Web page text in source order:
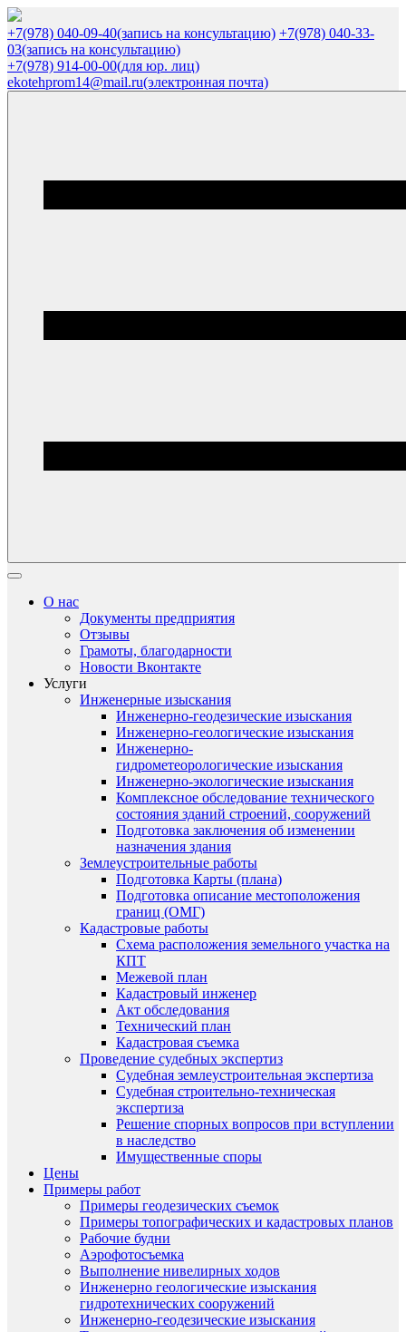
+7(978) 040-09-40(запись на консультацию) +7(978) 040-33-
03(запись на консультацию)
+7(978) 914-00-00(для юр. лиц)
ekotehprom14@mail.ru(электронная почта)
О нас
Документы предприятия
Отзывы
Грамоты, благодарности
Новости Вконтакте
Услуги
Инженерные изыскания
Инженерно-геодезические изыскания
Инженерно-геологические изыскания
Инженерно-
гидрометеорологические изыскания
Инженерно-экологические изыскания
Комплексное обследование технического
состояния зданий строений, сооружений
Подготовка заключения об изменении
назначения здания
Землеустроительные работы
Подготовка Карты (плана)
Подготовка описание местоположения
границ (ОМГ)
Кадастровые работы
Схема расположения земельного участка на
КПТ
Межевой план
Кадастровый инженер
Акт обследования
Технический план
Кадастровая съемка
Проведение судебных экспертиз
Судебная землеустроительная экспертиза
Судебная строительно-техническая
экспертиза
Решение спорных вопросов при вступлении
в наследство
Имущественные споры
Цены
Примеры работ
Примеры геодезических съемок
Примеры топографических и кадастровых планов
Рабочие будни
Аэрофотосъемка
Выполнение нивелирных ходов
Инженерно геологические изыскания
гидротехнических сооружений
Инженерно-геодезические изыскания